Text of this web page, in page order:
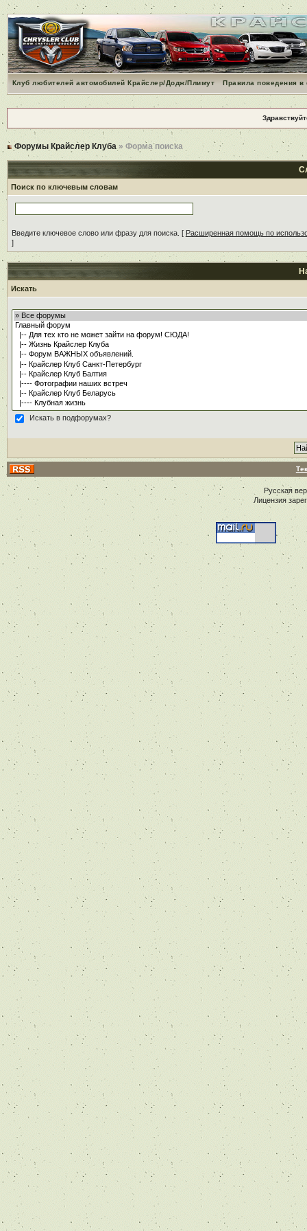
Клуб любителей автомобилей Крайслер/Додж/Плимут Правила поведения
Форумы Крайслер Клуба » Форма поиска
Поиск по ключевым словам
Введите ключевое слово или фразу для поиска. [ Расширенная помощь по
]
Искать
Искать в подфорумах?
Русская
Лицензия